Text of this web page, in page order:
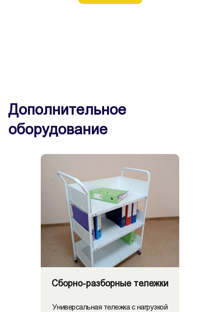
Дополнительное
оборудование
Сборно-разборные тележки
Универсальная тележка с нагрузкой